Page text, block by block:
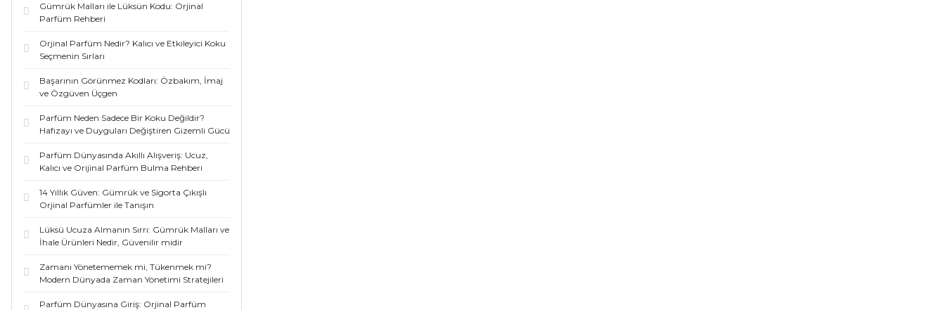
Gümrük Malları ile Lüksün Kodu: Orjinal
Parfüm Rehberi
Orjinal Parfüm Nedir? Kalıcı ve Etkileyici Koku
Seçmenin Sırları
Başarının Görünmez Kodları: Özbakım, İmaj
ve Özgüven Üçgen
Parfüm Neden Sadece Bir Koku Değildir?
Hafızayı ve Duyguları Değiştiren Gizemli Gücü
Parfüm Dünyasında Akıllı Alışveriş: Ucuz,
Kalıcı ve Orijinal Parfüm Bulma Rehberi
14 Yıllık Güven: Gümrük ve Sigorta Çıkışlı
Orjinal Parfümler ile Tanışın
Lüksü Ucuza Almanın Sırrı: Gümrük Malları ve
İhale Ürünleri Nedir, Güvenilir midir
Zamanı Yönetememek mi, Tükenmek mi?
Modern Dünyada Zaman Yönetimi Stratejileri
Parfüm Dünyasına Giriş: Orjinal Parfüm